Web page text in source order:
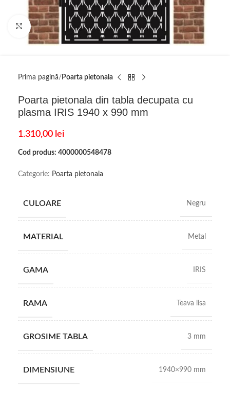
Click to enlarge
Prima pagină Poarta pietonala
Poarta pietonala din tabla decupata cu
plasma IRIS 1940 x 990 mm
1.310,00 lei
Cod produs: 4000000548478
Categorie: Poarta pietonala
CULOARE Negru
MATERIAL Metal
GAMA IRIS
RAMA Teava lisa
GROSIME TABLA 3 mm
DIMENSIUNE 1940×990 mm